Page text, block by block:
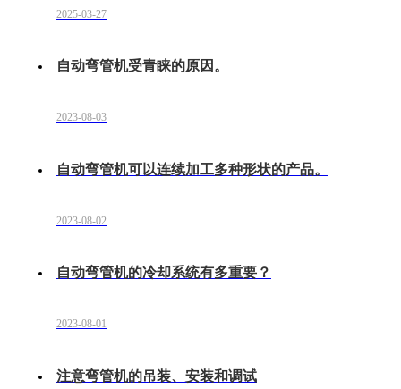
2025-03-27
自动弯管机受青睐的原因。
2023-08-03
自动弯管机可以连续加工多种形状的产品。
2023-08-02
自动弯管机的冷却系统有多重要？
2023-08-01
注意弯管机的吊装、安装和调试